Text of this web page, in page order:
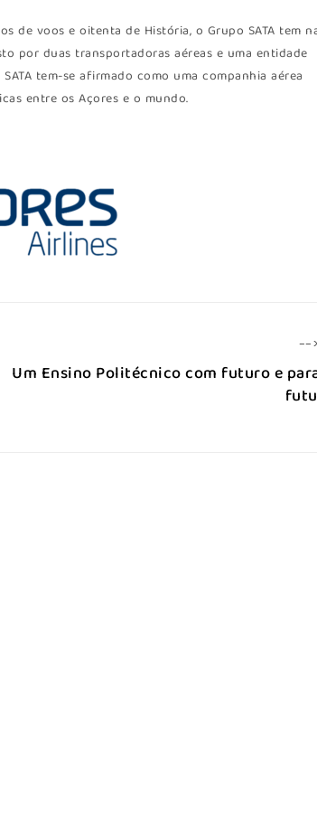
de voos e oitenta de História, o Grupo SATA tem
por duas transportadoras aéreas e uma entidade
tem-se afirmado como uma companhia aérea
entre os Açores e o mundo.
--
Um Ensino Politécnico com futuro e